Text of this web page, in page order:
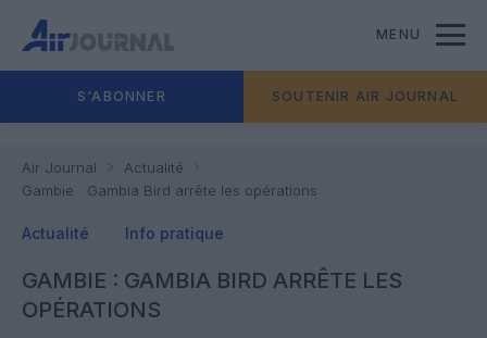
MENU
S'ABONNER SOUTENIR AIR JOURNAL
Air Journal
Actualité
Gambie : Gambia Bird arrête les opérations
Actualité Info pratique
GAMBIE : GAMBIA BIRD ARRÊTE LES
OPÉRATIONS